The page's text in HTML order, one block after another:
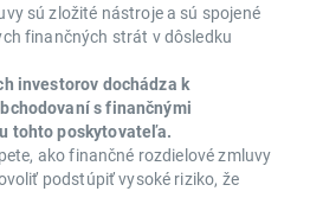
sú zložité nástroje a sú spojené
finančných strát v dôsledku
investorov dochádza k
s finančnými
tohto poskytovateľa.
ako finančné rozdielové zmluvy
podstúpiť vysoké riziko, že